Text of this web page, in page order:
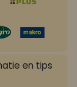
en tips